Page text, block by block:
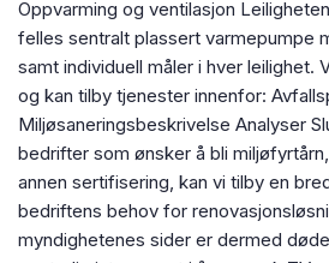
Oppvarming og ventilasjon
felles sentralt plassert varmepumpe
samt individuell måler i hver leilighet.
og kan tilby tjenester innenfor:
Miljøsaneringsbeskrivelse Analyser
bedrifter som ønsker å bli
annen sertifisering, kan vi tilby en
bedriftens behov for
myndighetenes sider er dermed